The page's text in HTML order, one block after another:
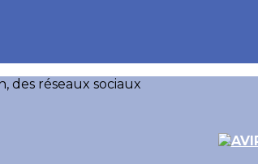
des réseaux sociaux